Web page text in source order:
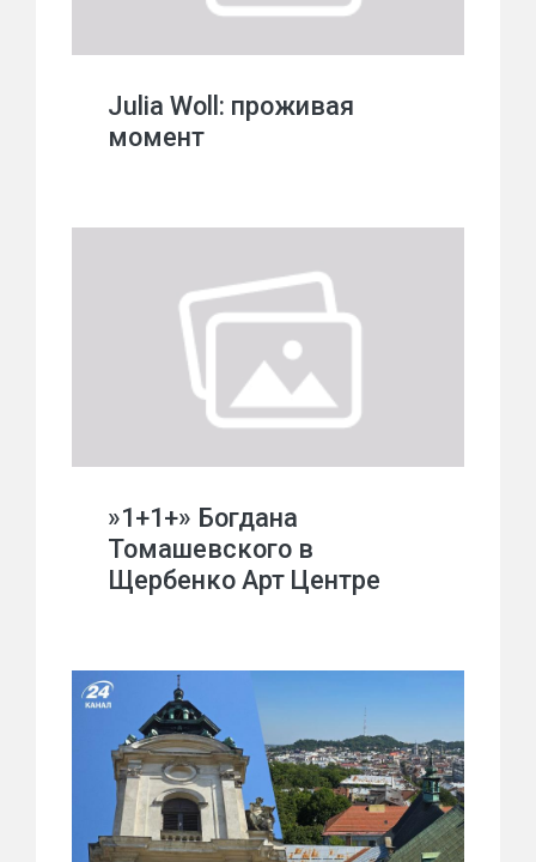
Julia Woll: проживая
момент
»1+1+» Богдана
Томашевского в
Щербенко Арт Центре